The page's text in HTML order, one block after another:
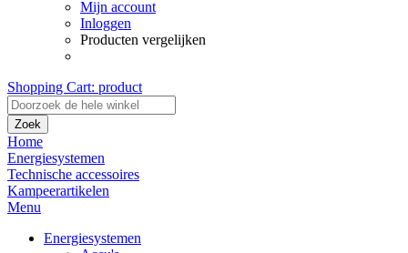
Mijn account
Inloggen
Producten vergelijken
Shopping Cart: product
Zoek
Home
Energiesystemen
Technische accessoires
Kampeerartikelen
Menu
Energiesystemen